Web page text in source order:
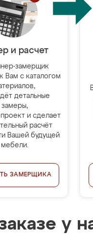
и расчет
замерщик
Вам с каталогом
детальные
замеры,
проект и сделает
расчёт
Вашей будущей
мебели.
ЗАМЕРЩИКА
у